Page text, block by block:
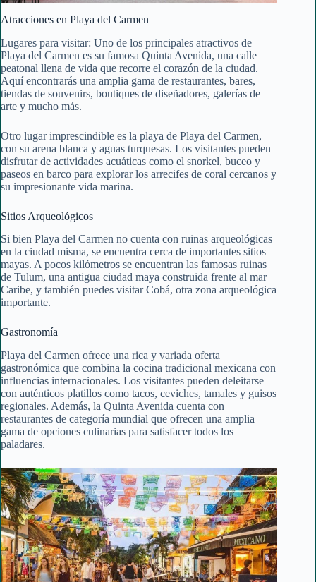
Atracciones en Playa del Carmen
Lugares para visitar: Uno de los principales atractivos de
Playa del Carmen es su famosa Quinta Avenida, una calle
peatonal llena de vida que recorre el corazón de la ciudad.
Aquí encontrarás una amplia gama de restaurantes, bares,
tiendas de souvenirs, boutiques de diseñadores, galerías de
arte y mucho más.
Otro lugar imprescindible es la playa de Playa del Carmen,
con su arena blanca y aguas turquesas. Los visitantes pueden
disfrutar de actividades acuáticas como el snorkel, buceo y
paseos en barco para explorar los arrecifes de coral cercanos y
su impresionante vida marina.
Sitios Arqueológicos
Si bien Playa del Carmen no cuenta con ruinas arqueológicas
en la ciudad misma, se encuentra cerca de importantes sitios
mayas. A pocos kilómetros se encuentran las famosas ruinas
de Tulum, una antigua ciudad maya construida frente al mar
Caribe, y también puedes visitar Cobá, otra zona arqueológica
importante.
Gastronomía
Playa del Carmen ofrece una rica y variada oferta
gastronómica que combina la cocina tradicional mexicana con
influencias internacionales. Los visitantes pueden deleitarse
con auténticos platillos como tacos, ceviches, tamales y guisos
regionales. Además, la Quinta Avenida cuenta con
restaurantes de categoría mundial que ofrecen una amplia
gama de opciones culinarias para satisfacer todos los
paladares.